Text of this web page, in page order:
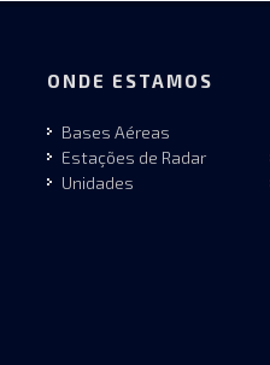
ONDE ESTAMOS
Bases Aéreas
Estações de Radar
Unidades